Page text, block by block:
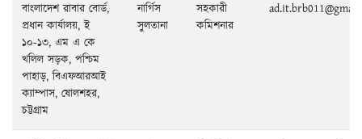
বাংলাদেশ রাবার বোর্ড,
প্রধান কার্যালয়, ই
১০-১৩, এম এ কে
খলিল সড়ক, পশ্চিম
পাহাড়, বিএফআরআই
ক্যাম্পাস, ষোলশহর,
চট্টগ্রাম
নার্গিস
সুলতানা
সহকারী
কমিশনার